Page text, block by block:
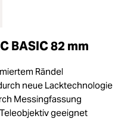
BASIC 82 mm
Rändel
neue Lacktechnologie
Messingfassung
geeignet